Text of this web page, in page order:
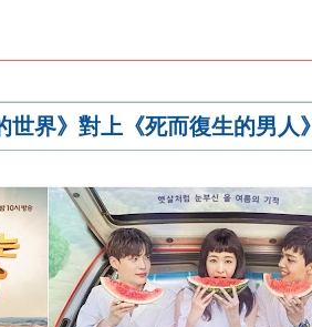
界》對上《死而復生的男人》